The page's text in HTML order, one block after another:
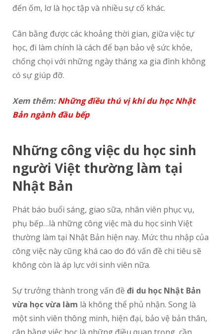
đến ốm, lơ là học tập và nhiều sự cố khác.
Cân bằng được các khoảng thời gian, giữa việc tự
học, đi làm chính là cách để bạn bảo vệ sức khỏe,
chống chọi với những ngày tháng xa gia đình không
có sự giúp đỡ.
Xem thêm:Những điều thú vị khi du học Nhật
Bản ngành đầu bếp
Những công việc du học sinh
người Việt thường làm tại
Nhật Bản
Phát báo buổi sáng, giao sữa, nhân viên phục vụ,
phụ bếp…là những công việc mà du học sinh Việt
thường làm tại Nhật Bản hiện nay. Mức thu nhập của
công việc này cũng khá cao do đó vấn đề chi tiêu sẽ
không còn là áp lực với sinh viên nữa.
Sự trưởng thành trong vấn đề đi du học Nhật Bản
vừa học vừa làm là không thể phủ nhận. Song là
một sinh viên thông minh, hiện đại, bảo vệ bản thân,